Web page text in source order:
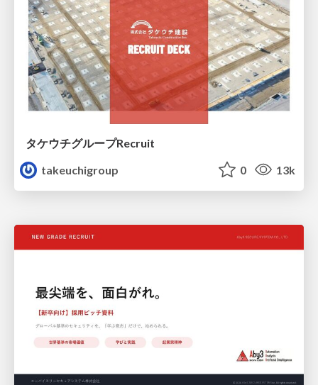
タケウチグループRecruit
takeuchigroup
0 13k